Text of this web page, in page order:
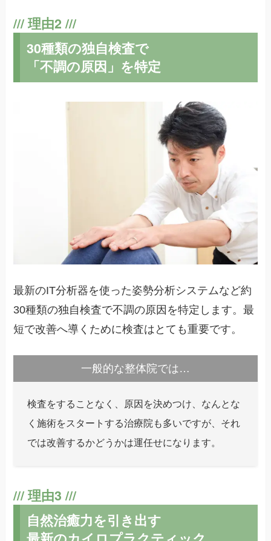
30種類の独自検査で
「不調の原因」を特定
最新のIT分析器を使った姿勢分析システムなど約
30種類の独自検査で不調の原因を特定します。最
短で改善へ導くために検査はとても重要です。
一般的な整体院では…
検査をすることなく、原因を決めつけ、なんとな
く施術をスタートする治療院も多いですが、それ
では改善するかどうかは運任せになります。
自然治癒力を引き出す